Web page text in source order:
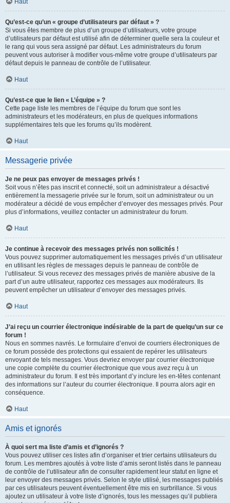
Haut
Qu’est-ce qu’un « groupe d’utilisateurs par défaut » ?
Si vous êtes membre de plus d’un groupe d’utilisateurs, votre groupe
d’utilisateurs par défaut est utilisé afin de déterminer quelle sera la couleur et
le rang qui vous sera assigné par défaut. Les administrateurs du forum
peuvent vous autoriser à modifier vous-même votre groupe d’utilisateurs par
défaut depuis le panneau de contrôle de l’utilisateur.
Haut
Qu’est-ce que le lien « L’équipe » ?
Cette page liste les membres de l’équipe du forum que sont les
administrateurs et les modérateurs, en plus de quelques informations
supplémentaires tels que les forums qu’ils modèrent.
Haut
Messagerie privée
Je ne peux pas envoyer de messages privés !
Soit vous n’êtes pas inscrit et connecté, soit un administrateur a désactivé
entièrement la messagerie privée sur le forum, soit un administrateur ou un
modérateur a décidé de vous empêcher d’envoyer des messages privés. Pour
plus d’informations, veuillez contacter un administrateur du forum.
Haut
Je continue à recevoir des messages privés non sollicités !
Vous pouvez supprimer automatiquement les messages privés d’un utilisateur
en utilisant les règles de messages depuis le panneau de contrôle de
l’utilisateur. Si vous recevez des messages privés de manière abusive de la
part d’un autre utilisateur, rapportez ces messages aux modérateurs. Ils
peuvent empêcher un utilisateur d’envoyer des messages privés.
Haut
J’ai reçu un courrier électronique indésirable de la part de quelqu’un sur ce
forum !
Nous en sommes navrés. Le formulaire d’envoi de courriers électroniques de
ce forum possède des protections qui essaient de repérer les utilisateurs
envoyant de tels messages. Vous devriez envoyer par courrier électronique
une copie complète du courrier électronique que vous avez reçu à un
administrateur du forum. Il est très important d’y inclure les en-têtes contenant
des informations sur l’auteur du courrier électronique. Il pourra alors agir en
conséquence.
Haut
Amis et ignorés
À quoi sert ma liste d’amis et d’ignorés ?
Vous pouvez utiliser ces listes afin d’organiser et trier certains utilisateurs du
forum. Les membres ajoutés à votre liste d’amis seront listés dans le panneau
de contrôle de l’utilisateur afin de consulter rapidement leur statut en ligne et
leur envoyer des messages privés. Selon le style utilisé, les messages publiés
par ces utilisateurs peuvent éventuellement être mis en surbrillance. Si vous
ajoutez un utilisateur à votre liste d’ignorés, tous les messages qu’il publiera